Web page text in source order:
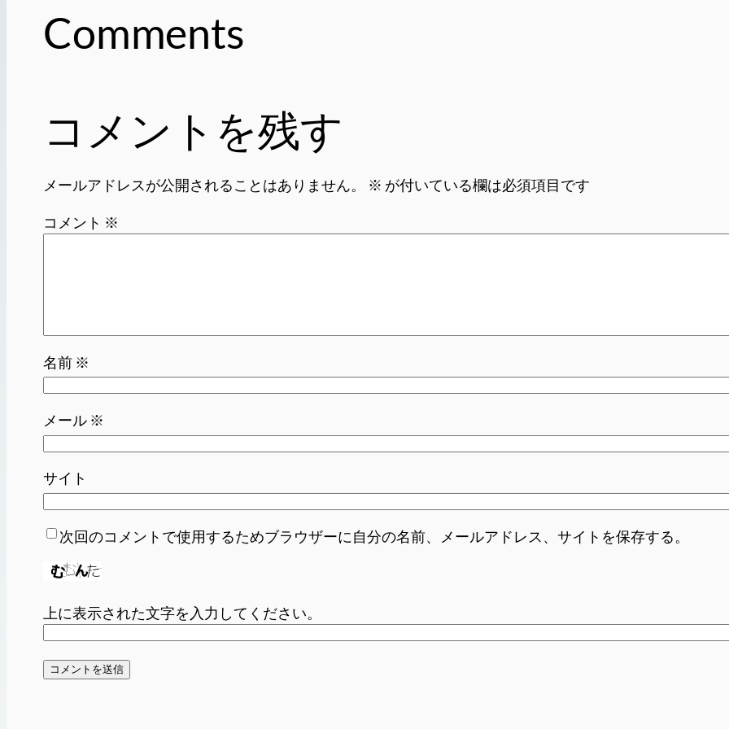
Comments
コメントを残す
メールアドレスが公開されることはありません。 ※ が付いている欄は必須項目です
コメント ※
名前 ※
メール ※
サイト
次回のコメントで使用するためブラウザーに自分の名前、メールアドレス、サイトを保存する。
上に表示された文字を入力してください。